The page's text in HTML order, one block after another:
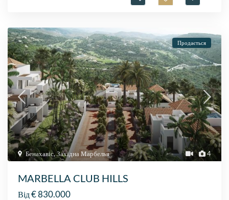
4
Бенахавіс,Західна Марбелья
Продається
MARBELLA CLUB HILLS
Від€ 830.000